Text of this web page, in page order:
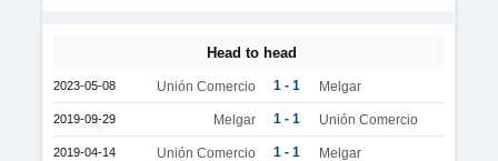
Head to head
2023-05-08 Unión Comercio 1 - 1 Melgar
2019-09-29 Melgar 1 - 1 Unión Comercio
2019-04-14 Unión Comercio 1 - 1 Melgar